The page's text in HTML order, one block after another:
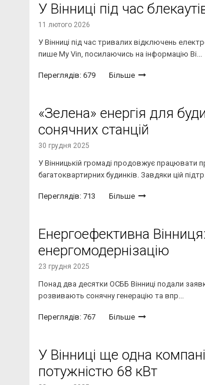
У Вінниці під час
11 лютого 2026
У Вінниці під час тривалих відключень
пише My Vin, посилаючись на інформацію Ві...
Переглядів: 679 Більше
«Зелена» енергія для
сонячних станцій
30 грудня 2025
У Вінницькій громаді продовжує працювати
багатоквартирних будинків. Завдяки цій
Переглядів: 713 Більше
Енергоефективна
енергомодернізацію
23 грудня 2025
Понад два десятки ОСББ Вінниці подали
розвивають сонячну генерацію та впр...
Переглядів: 767 Більше
У Вінниці ще одна
потужністю 68 кВт